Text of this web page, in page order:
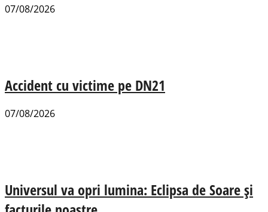
07/08/2026
Accident cu victime pe DN21
07/08/2026
Universul va opri lumina: Eclipsa de Soare și